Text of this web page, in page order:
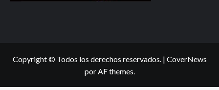
Copyright © Todos los derechos reservados. | CoverNews
por AF themes.